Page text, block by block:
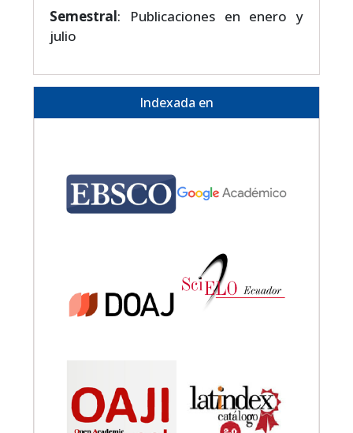
Semestral: Publicaciones en enero y
julio
Indexada en